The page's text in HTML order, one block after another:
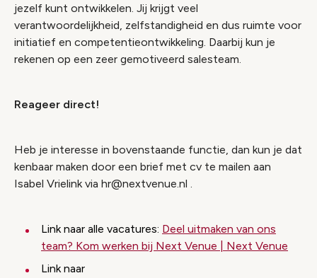
jezelf kunt ontwikkelen. Jij krijgt veel
verantwoordelijkheid, zelfstandigheid en dus ruimte voor
initiatief en competentieontwikkeling. Daarbij kun je
rekenen op een zeer gemotiveerd salesteam.
Reageer direct!
Heb je interesse in bovenstaande functie, dan kun je dat
kenbaar maken door een brief met cv te mailen aan
Isabel Vrielink via hr@nextvenue.nl .
Link naar alle vacatures: Deel uitmaken van ons
team? Kom werken bij Next Venue | Next Venue
Link naar